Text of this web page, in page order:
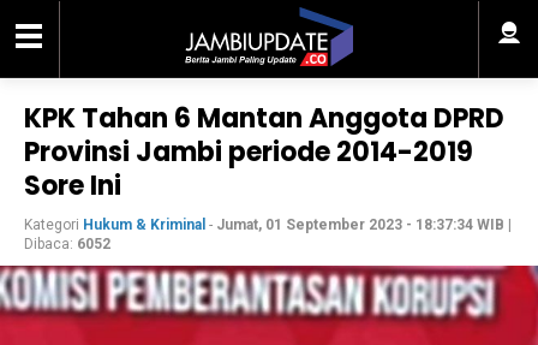
KPK Tahan 6 Mantan Anggota DPRD
Provinsi Jambi periode 2014-2019
Sore Ini
Kategori Hukum & Kriminal - Jumat, 01 September 2023 - 18:37:34 WIB
Dibaca: 6052